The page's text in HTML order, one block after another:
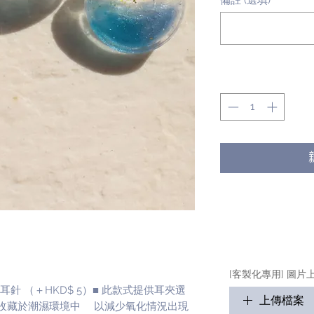
針 （＋HKD$ 5）■ 此款式提供耳夾選
藏於潮濕環境中 以減少氧化情況出現
[客製化專用] 圖片
上傳檔案